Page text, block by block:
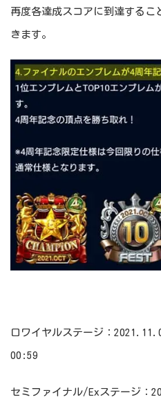
再度各達成スコアに到達するこ
きます。
ロワイヤルステージ：
00:59
セミファイナル/Exステージ：